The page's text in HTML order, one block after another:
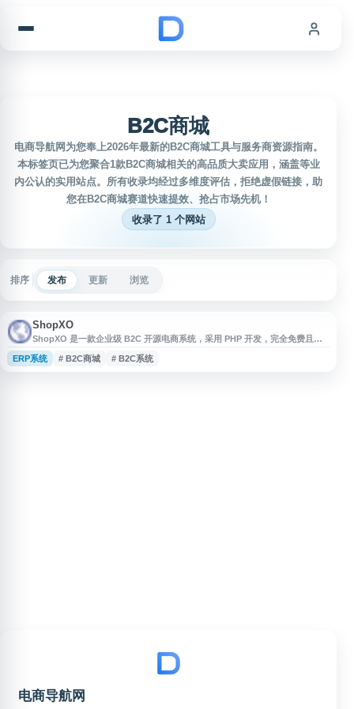
B2C商城
电商导航网为您奉上2026年最新的B2C商城工具与服务商资源指南。
本标签页已为您聚合1款B2C商城相关的高品质大卖应用，涵盖等业
内公认的实用站点。所有收录均经过多维度评估，拒绝虚假链接，助
您在B2C商城赛道快速提效、抢占市场先机！
收录了 1 个网站
排序 发布 更新 浏览
ShopXO
ShopXO 是一款企业级 B2C 开源电商系统，采用 PHP 开发，完全免费且代
码开源。系统为企业提供完整的电商解决方案，涵盖 PC 端商城、移动端商
城、微信公众号商城以及多平台小程序支持，包括微信小程序、支付宝小程
ERP系统 # B2C商城 # B2C系统
电商导航网